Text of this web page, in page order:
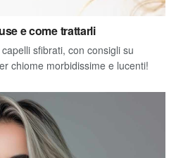
e come trattarli
sfibrati, con consigli su
chiome morbidissime e lucenti!